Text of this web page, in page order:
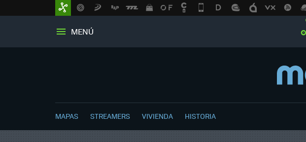
MENÚ
MAPAS STREAMERS VIVIENDA HISTORIA